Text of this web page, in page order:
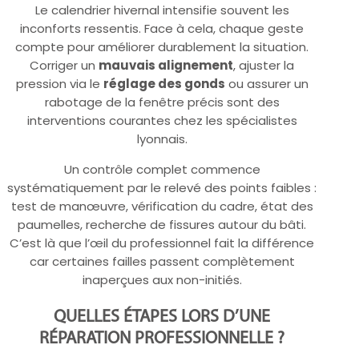
Le calendrier hivernal intensifie souvent les
inconforts ressentis. Face à cela, chaque geste
compte pour améliorer durablement la situation.
Corriger un mauvais alignement, ajuster la
pression via le réglage des gonds ou assurer un
rabotage de la fenêtre précis sont des
interventions courantes chez les spécialistes
lyonnais.
Un contrôle complet commence
systématiquement par le relevé des points faibles :
test de manœuvre, vérification du cadre, état des
paumelles, recherche de fissures autour du bâti.
C’est là que l’œil du professionnel fait la différence
car certaines failles passent complètement
inaperçues aux non-initiés.
QUELLES ÉTAPES LORS D’UNE
RÉPARATION PROFESSIONNELLE ?